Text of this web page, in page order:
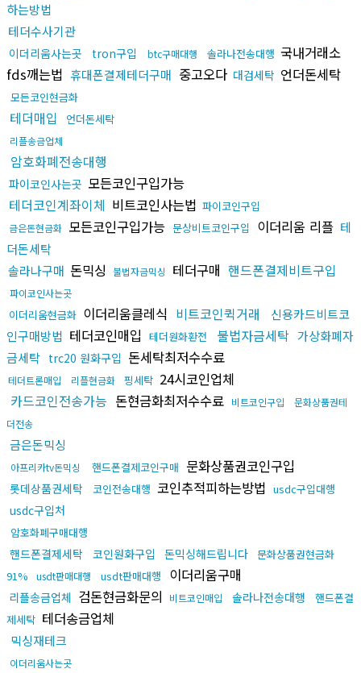
하는방법
테더수사기관
이더리움사는곳 tron구입 btc구매대행 솔라나전송대행 국내거래소
fds깨는법 휴대폰결제테더구매 중고오다 대검세탁 언더돈세탁
모든코인현금화
테더매입 언더돈세탁
리플송금업체
암호화폐전송대행
파이코인사는곳 모든코인구입가능
테더코인계좌이체 비트코인사는법 파이코인구입
금은돈현금화 모든코인구입가능 문상비트코인구입 이더리움 리플 테
더돈세탁
솔라나구매 돈믹싱 불법자금믹싱 테더구매 핸드폰결제비트구입
파이코인사는곳
이더리움현금화 이더리움클레식 비트코인퀵거래
신용카드비트코
인구매방법 테더코인매입 테더원화환전 불법자금세탁 가상화폐자
금세탁 trc20 원화구입 돈세탁최저수수료
테더트론매입 리플현금화 핑세탁 24시코인업체
카드코인전송가능 돈현금화최저수수료 비트코인구입
문화상품권테
더전송
금은돈믹싱
아프리카tv돈믹싱 핸드폰결제코인구매 문화상품권코인구입
롯데상품권세탁 코인전송대행 코인추적피하는방법 usdc구입대행
usdc구입처
암호화폐구매대행
핸드폰결제세탁 코인원화구입 돈믹싱해드립니다
문화상품권현금화
91%
usdt판매대행 usdt판매대행 이더리움구매
리플송금업체 검돈현금화문의 비트코인매입 솔라나전송대행
핸드폰결
제세탁 테더송금업체
믹싱재테크
이더리움사는곳